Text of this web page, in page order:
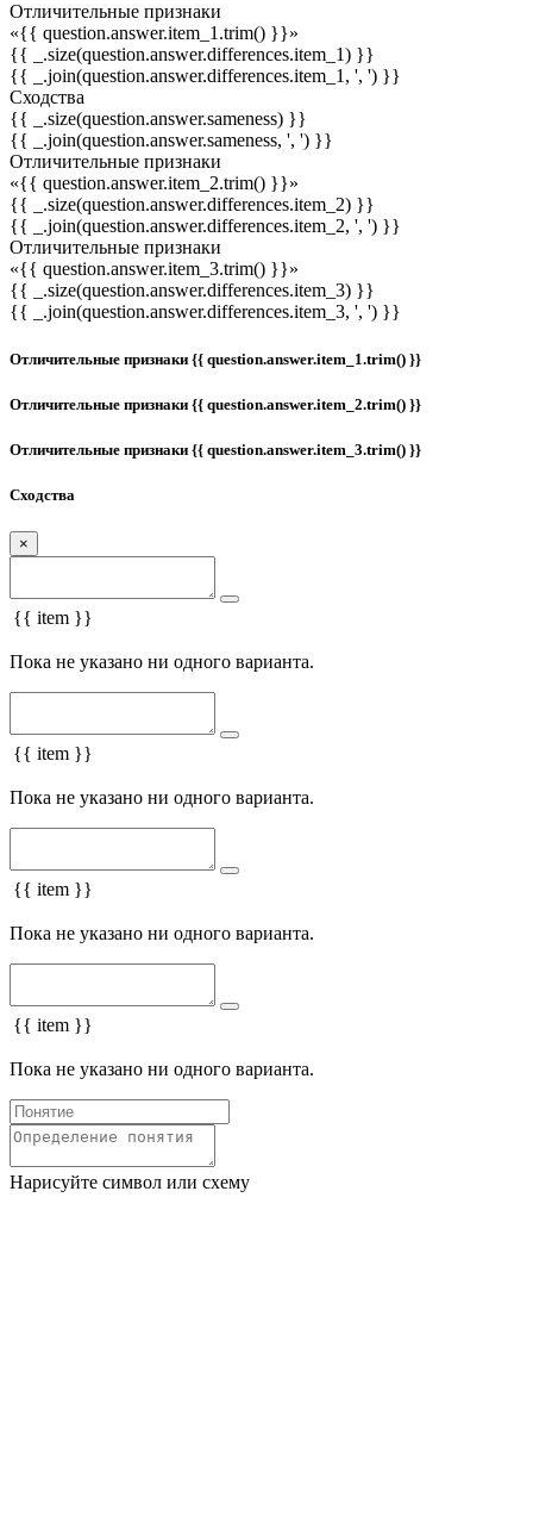
Отличительные признаки
«{{ question.answer.item_1.trim() }}»
{{ _.size(question.answer.differences.item_1) }}
{{ _.join(question.answer.differences.item_1, ', ') }}
Сходства
{{ _.size(question.answer.sameness) }}
{{ _.join(question.answer.sameness, ', ') }}
Отличительные признаки
«{{ question.answer.item_2.trim() }}»
{{ _.size(question.answer.differences.item_2) }}
{{ _.join(question.answer.differences.item_2, ', ') }}
Отличительные признаки
«{{ question.answer.item_3.trim() }}»
{{ _.size(question.answer.differences.item_3) }}
{{ _.join(question.answer.differences.item_3, ', ') }}
Отличительные признаки {{ question.answer.item_1.trim() }}
Отличительные признаки {{ question.answer.item_2.trim() }}
Отличительные признаки {{ question.answer.item_3.trim() }}
Сходства
×
{{ item }}
Пока не указано ни одного варианта.
{{ item }}
Пока не указано ни одного варианта.
{{ item }}
Пока не указано ни одного варианта.
{{ item }}
Пока не указано ни одного варианта.
Нарисуйте символ или схему